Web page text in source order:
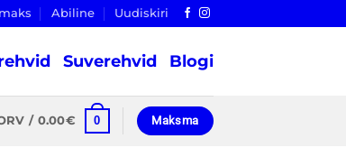
Abiline Uudiskiri
Suverehvid Blogi
/ 0.00€ 0 Maksma